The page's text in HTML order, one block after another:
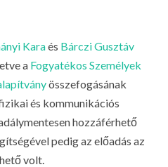
Karaés Bárczi Gusztáv
a Fogyatékos Személyek
összefogásának
és kommunikációs
hozzáférhető
pedig az előadás az
volt.